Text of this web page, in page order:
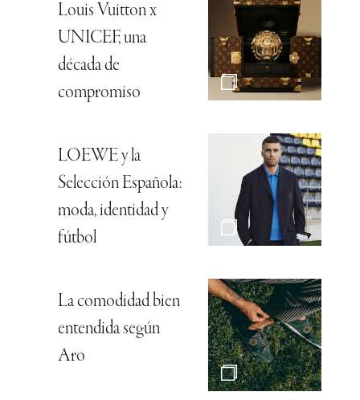
Louis Vuitton x
UNICEF, una
década de
compromiso
LOEWE y la
Selección Española:
moda, identidad y
fútbol
La comodidad bien
entendida según
Aro